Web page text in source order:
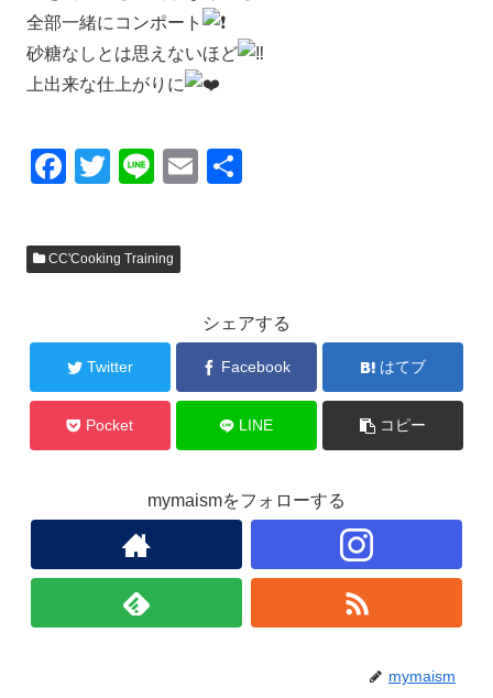
全部一緒にコンポート
砂糖なしとは思えないほど
上出来な仕上がりに
F
c
e
o
o
k
T
tt
er
Li
e
E
CC'Cooking Training
シェアする
Twitter Facebook はてブ
Pocket LINE コピー
mymaismをフォローする
mymaism